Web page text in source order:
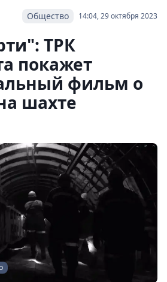
14:04, 29 октября 2023
Общество
ТРК
покажет
фильм о
шахте